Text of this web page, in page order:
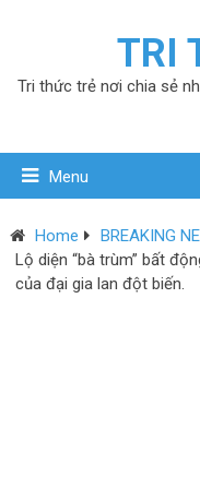
TRI
Tri thức trẻ nơi chia sẻ
Menu
Home
BREAKING
Lộ diện “bà trùm” bất
của đại gia lan đột biến.